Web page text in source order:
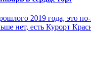
2019 года, это
нет, есть Курорт